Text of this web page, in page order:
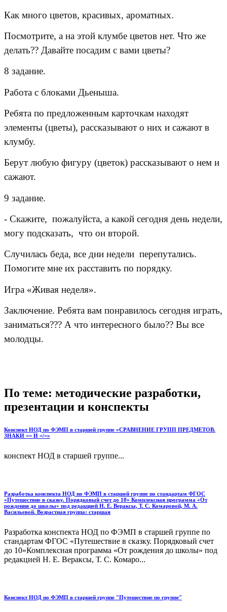
Как много цветов, красивых, ароматных.
Посмотрите, а на этой клумбе цветов нет. Что же
делать?? Давайте посадим с вами цветы?
8 задание.
Работа с блоками Дьеныша.
Ребята по предложенным карточкам находят
элементы (цветы), рассказывают о них и сажают в
клумбу.
Берут любую фигуру (цветок) рассказывают о нем и
сажают.
9 задание.
- Скажите, пожалуйста, а какой сегодня день недели,
могу подсказать, что он второй.
Случилась беда, все дни недели перепутались.
Помогите мне их расставить по порядку.
Игра «Живая неделя».
Заключение. Ребята вам понравилось сегодня играть,
заниматься??? А что интересного было?? Вы все
молодцы.
По теме: методические разработки,
презентации и конспекты
Конспект НОД по ФЭМП в старшей группе «СРАВНЕНИЕ ГРУПП ПРЕДМЕТОВ.
ЗНАКИ == И =/=»
конспект НОД в старшей группе...
Разработка конспекта НОД по ФЭМП в старшей группе по стандартам ФГОС
«Путешествие в сказку. Порядковый счет до 10» Комплексная программа «От
рождения до школы» под редакцией Н. Е. Вераксы, Т. С. Комаровой, М. А.
Васильевой. Возрастная группа: старшая
Разработка конспекта НОД по ФЭМП в старшей группе по
стандартам ФГОС «Путешествие в сказку. Порядковый счет
до 10»Комплексная программа «От рождения до школы» под
редакцией Н. Е. Вераксы, Т. С. Комаро...
Конспект НОД по ФЭМП в старшей группе "Путешествие по группе"